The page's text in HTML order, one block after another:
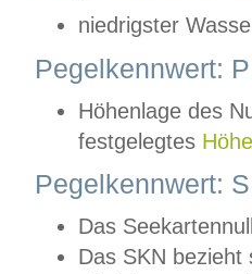
niedrigster
Pegelkennwert:
Höhenlage des
festgelegtes
Pegelkennwert:
Das
Das SKN